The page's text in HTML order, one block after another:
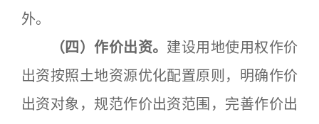
外。
（四）作价出资。 建设用地使用权作价
出资按照土地资源优化配置原则，明确作价
出资对象，规范作价出资范围，完善作价出